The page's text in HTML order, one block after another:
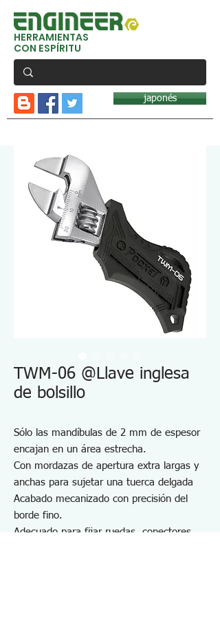
HERRAMIENTAS
CON ESPÍRITU
japonés
TWM-06 @Llave inglesa
de bolsillo
Sólo las mandíbulas de 2 mm de espesor
encajan en un área estrecha.
Con mordazas de apertura extra largas y
anchas para sujetar una tuerca delgada
Acabado mecanizado con precisión del
borde fino.
Adecuado para fijar ruedas, conectores